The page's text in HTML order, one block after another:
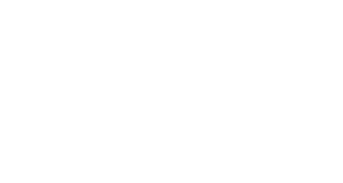
西尾張三